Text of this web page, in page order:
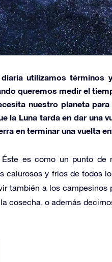
utilizamos términos
queremos medir el
nuestro planeta
la Luna tarda en dar una
en terminar una vuelta
es como un punto de
calurosos y fríos de todos
también a los campesinos
cosecha, o además